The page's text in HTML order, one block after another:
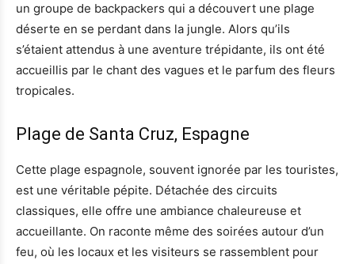
un groupe de backpackers qui a découvert une plage
déserte en se perdant dans la jungle. Alors qu’ils
s’étaient attendus à une aventure trépidante, ils ont été
accueillis par le chant des vagues et le parfum des fleurs
tropicales.
Plage de Santa Cruz, Espagne
Cette plage espagnole, souvent ignorée par les touristes,
est une véritable pépite. Détachée des circuits
classiques, elle offre une ambiance chaleureuse et
accueillante. On raconte même des soirées autour d’un
feu, où les locaux et les visiteurs se rassemblent pour